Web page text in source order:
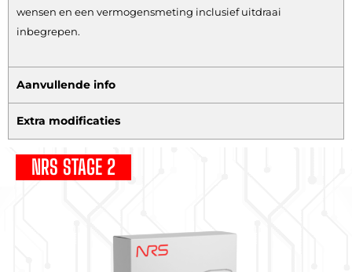
wensen en een vermogensmeting inclusief uitdraai
inbegrepen.
Aanvullende info
Extra modificaties
NRS STAGE 2